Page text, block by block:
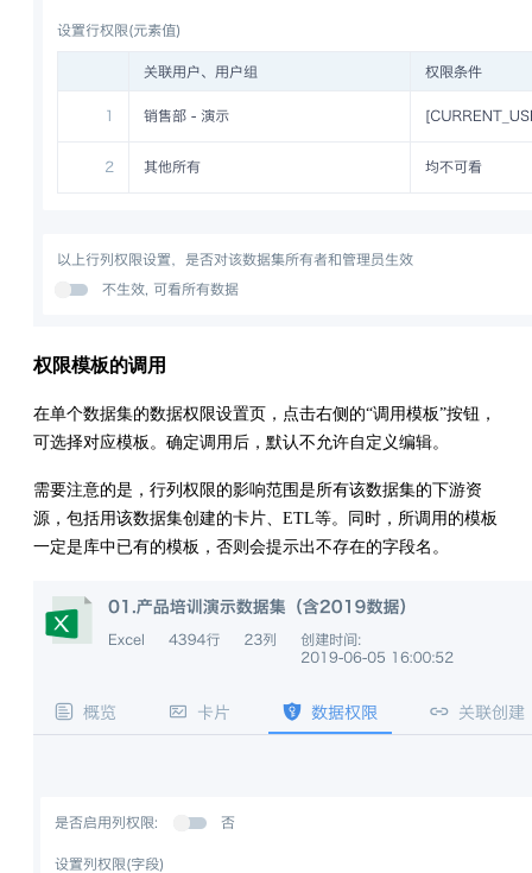
权限模板的调用
在单个数据集的数据权限设置页，点击右侧的“调用模板”按钮，
可选择对应模板。确定调用后，默认不允许自定义编辑。
需要注意的是，行列权限的影响范围是所有该数据集的下游资
源，包括用该数据集创建的卡片、ETL等。同时，所调用的模板
一定是库中已有的模板，否则会提示出不存在的字段名。